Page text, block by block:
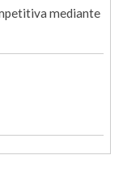
mediante